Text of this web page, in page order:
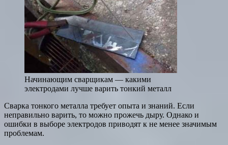
Начинающим сварщикам — какими
электродами лучше варить тонкий металл
Сварка тонкого металла требует опыта и знаний. Если
неправильно варить, то можно прожечь дыру. Однако и
ошибки в выборе электродов приводят к не менее значимым
проблемам.